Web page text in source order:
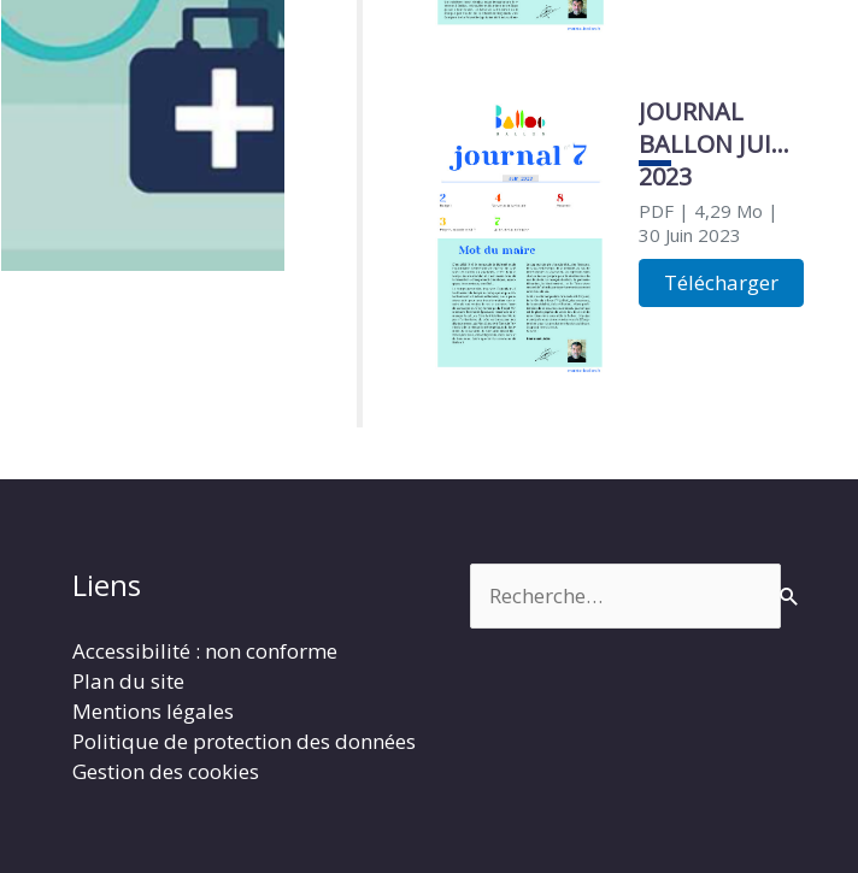
JOURNAL
BALLON JUIN
2023
PDF| 4,29 Mo |
30 Juin 2023
Télécharger
Liens
Accessibilité : non conforme
Plan du site
Mentions légales
Politique de protection des données
Gestion des cookies